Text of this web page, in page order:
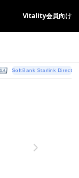
Vitality会員向け